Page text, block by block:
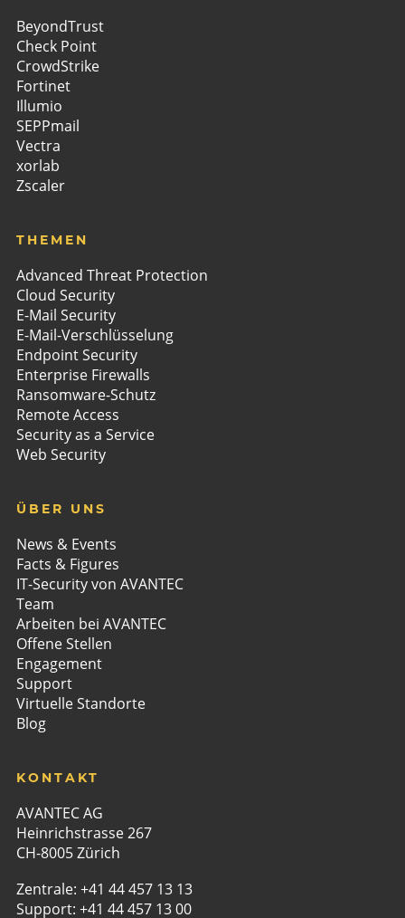
BeyondTrust
Check Point
CrowdStrike
Fortinet
Illumio
SEPPmail
Vectra
xorlab
Zscaler
THEMEN
Advanced Threat Protection
Cloud Security
E-Mail Security
E-Mail-Verschlüsselung
Endpoint Security
Enterprise Firewalls
Ransomware-Schutz
Remote Access
Security as a Service
Web Security
ÜBER UNS
News & Events
Facts & Figures
IT-Security von AVANTEC
Team
Arbeiten bei AVANTEC
Offene Stellen
Engagement
Support
Virtuelle Standorte
Blog
KONTAKT
AVANTEC AG
Heinrichstrasse 267
CH-8005 Zürich
Zentrale: +41 44 457 13 13
Support: +41 44 457 13 00